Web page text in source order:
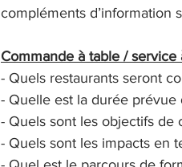
compléments d’information
Commande à table /
- Quels restaurants seront
- Quelle est la durée prévue
- Quels sont les objectifs de
- Quels sont les impacts en